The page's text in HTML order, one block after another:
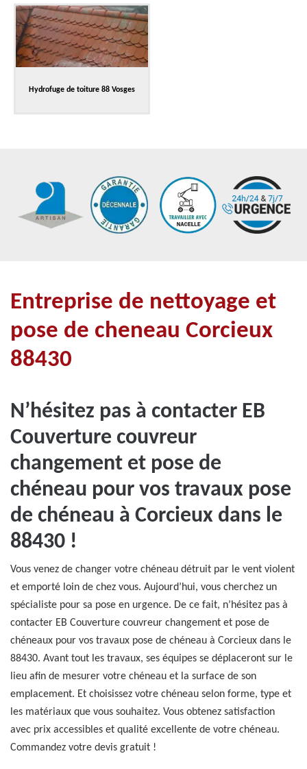
Hydrofuge de toiture 88 Vosges
Entreprise de nettoyage et
pose de cheneau Corcieux
88430
N’hésitez pas à contacter EB
Couverture couvreur
changement et pose de
chéneau pour vos travaux pose
de chéneau à Corcieux dans le
88430 !
Vous venez de changer votre chéneau détruit par le vent violent
et emporté loin de chez vous. Aujourd’hui, vous cherchez un
spécialiste pour sa pose en urgence. De ce fait, n’hésitez pas à
contacter EB Couverture couvreur changement et pose de
chéneaux pour vos travaux pose de chéneau à Corcieux dans le
88430. Avant tout les travaux, ses équipes se déplaceront sur le
lieu afin de mesurer votre chéneau et la surface de son
emplacement. Et choisissez votre chéneau selon forme, type et
les matériaux que vous souhaitez. Vous obtenez satisfaction
avec prix accessibles et qualité excellente de votre chéneau.
Commandez votre devis gratuit !